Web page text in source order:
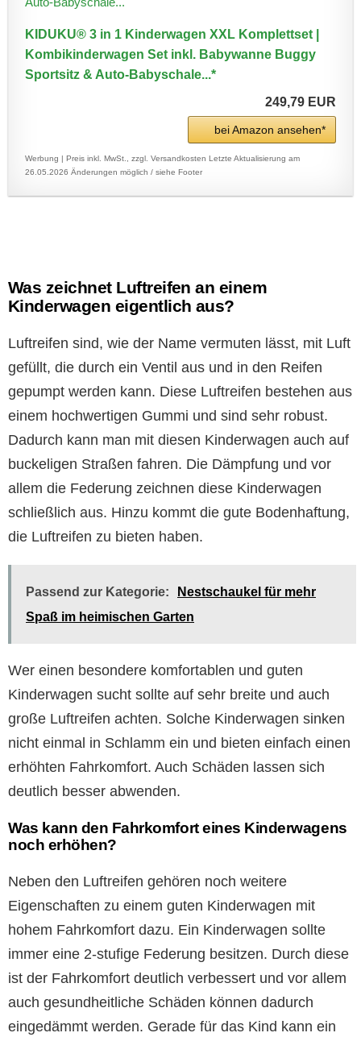
KIDUKU® 3 in 1 Kinderwagen XXL Komplettset |
Kombikinderwagen Set inkl. Babywanne Buggy
Sportsitz & Auto-Babyschale...*
249,79 EUR
bei Amazon ansehen*
Werbung | Preis inkl. MwSt., zzgl. Versandkosten Letzte Aktualisierung am
26.05.2026 Änderungen möglich / siehe Footer
Was zeichnet Luftreifen an einem
Kinderwagen eigentlich aus?
Luftreifen sind, wie der Name vermuten lässt, mit Luft
gefüllt, die durch ein Ventil aus und in den Reifen
gepumpt werden kann. Diese Luftreifen bestehen aus
einem hochwertigen Gummi und sind sehr robust.
Dadurch kann man mit diesen Kinderwagen auch auf
buckeligen Straßen fahren. Die Dämpfung und vor
allem die Federung zeichnen diese Kinderwagen
schließlich aus. Hinzu kommt die gute Bodenhaftung,
die Luftreifen zu bieten haben.
Passend zur Kategorie:
Nestschaukel für mehr
Spaß im heimischen Garten
Wer einen besondere komfortablen und guten
Kinderwagen sucht sollte auf sehr breite und auch
große Luftreifen achten. Solche Kinderwagen sinken
nicht einmal in Schlamm ein und bieten einfach einen
erhöhten Fahrkomfort. Auch Schäden lassen sich
deutlich besser abwenden.
Was kann den Fahrkomfort eines Kinderwagens
noch erhöhen?
Neben den Luftreifen gehören noch weitere
Eigenschaften zu einem guten Kinderwagen mit
hohem Fahrkomfort dazu. Ein Kinderwagen sollte
immer eine 2-stufige Federung besitzen. Durch diese
ist der Fahrkomfort deutlich verbessert und vor allem
auch gesundheitliche Schäden können dadurch
eingedämmt werden. Gerade für das Kind kann ein